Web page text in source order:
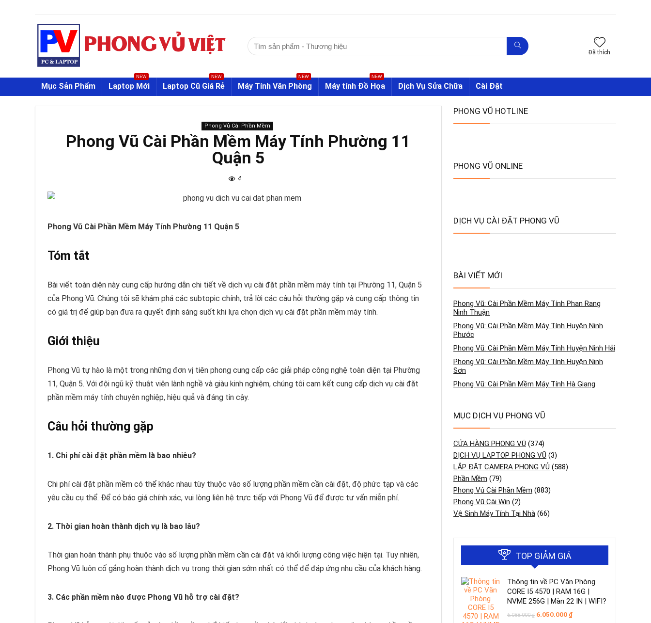
Tìm
kiếm:
Đã thích
Mục Sản Phẩm Laptop Mới
NEW
Laptop Cũ Giá Rẻ
NEW
Máy Tính Văn Phòng
NEW
Máy tính Đồ Họa
NEW
Dịch Vụ Sửa Chữa Cài Đặt
Phong Vủ Cài Phần Mềm
Phong Vũ Cài Phần Mềm Máy Tính Phường 11
Quận 5
4
Phong Vũ Cài Phần Mềm Máy Tính Phường 11 Quận 5
Tóm tắt
Bài viết toàn diện này cung cấp hướng dẫn chi tiết về dịch vụ cài đặt phần mềm máy tính tại Phường 11, Quận 5
của Phong Vũ. Chúng tôi sẽ khám phá các subtopic chính, trả lời các câu hỏi thường gặp và cung cấp thông tin
có giá trị để giúp bạn đưa ra quyết định sáng suốt khi lựa chọn dịch vụ cài đặt phần mềm máy tính.
Giới thiệu
Phong Vũ tự hào là một trong những đơn vị tiên phong cung cấp các giải pháp công nghệ toàn diện tại Phường
11, Quận 5. Với đội ngũ kỹ thuật viên lành nghề và giàu kinh nghiệm, chúng tôi cam kết cung cấp dịch vụ cài đặt
phần mềm máy tính chuyên nghiệp, hiệu quả và đáng tin cậy.
Câu hỏi thường gặp
1. Chi phí cài đặt phần mềm là bao nhiêu?
Chi phí cài đặt phần mềm có thể khác nhau tùy thuộc vào số lượng phần mềm cần cài đặt, độ phức tạp và các
yêu cầu cụ thể. Để có báo giá chính xác, vui lòng liên hệ trực tiếp với Phong Vũ để được tư vấn miễn phí.
2. Thời gian hoàn thành dịch vụ là bao lâu?
Thời gian hoàn thành phụ thuộc vào số lượng phần mềm cần cài đặt và khối lượng công việc hiện tại. Tuy nhiên,
Phong Vũ luôn cố gắng hoàn thành dịch vụ trong thời gian sớm nhất có thể để đáp ứng nhu cầu của khách hàng.
3. Các phần mềm nào được Phong Vũ hỗ trợ cài đặt?
PHONG VŨ HOTLINE
PHONG VŨ ONLINE
DỊCH VỤ CÀI ĐẶT PHONG VŨ
BÀI VIẾT MỚI
Phong Vũ: Cài Phần Mềm Máy Tính Phan Rang
Ninh Thuận
Phong Vũ: Cài Phần Mềm Máy Tính Huyện Ninh
Phước
Phong Vũ: Cài Phần Mềm Máy Tính Huyện Ninh Hải
Phong Vũ: Cài Phần Mềm Máy Tính Huyện Ninh
Sơn
Phong Vũ: Cài Phần Mềm Máy Tính Hà Giang
MỤC DỊCH VỤ PHONG VŨ
CỬA HÀNG PHONG VŨ (374)
DỊCH VỤ LAPTOP PHONG VŨ (3)
LẮP ĐẶT CAMERA PHONG VỦ (588)
Phần Mềm (79)
Phong Vủ Cài Phần Mềm (883)
Phong Vũ Cài Win (2)
Vệ Sinh Máy Tính Tại Nhà (66)
TOP GIẢM GIÁ
Thông tin về PC Văn Phòng
CORE I5 4570 | RAM 16G |
NVME 256G | Màn 22 IN | WIFI?
6.088.000₫ Giá
6.050.000 ₫Giá